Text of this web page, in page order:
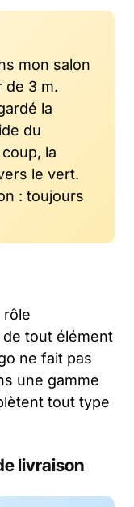
mon salon
de 3 m.
la
du
la
le vert.
: toujours
rôle
de tout élément
ne fait pas
une gamme
tout type
livraison